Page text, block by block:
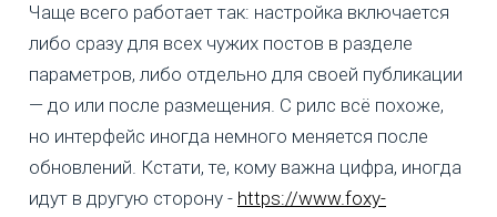
Чаще всего работает так: настройка включается
либо сразу для всех чужих постов в разделе
параметров, либо отдельно для своей публикации
— до или после размещения. С рилс всё похоже,
но интерфейс иногда немного меняется после
обновлений. Кстати, те, кому важна цифра, иногда
идут в другую сторону - https://www.foxy-